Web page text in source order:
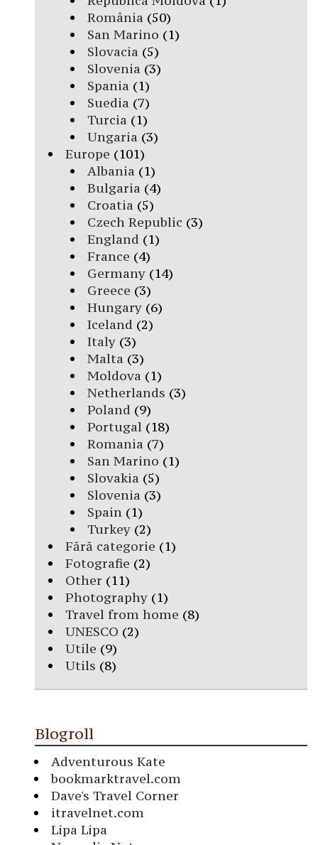
România (50)
San Marino (1)
Slovacia (5)
Slovenia (3)
Spania (1)
Suedia (7)
Turcia (1)
Ungaria (3)
Europe (101)
Albania (1)
Bulgaria (4)
Croatia (5)
Czech Republic (3)
England (1)
France (4)
Germany(14)
Greece (3)
Hungary(6)
Iceland (2)
Italy(3)
Malta (3)
Moldova (1)
Netherlands (3)
Poland (9)
Portugal(18)
Romania (7)
San Marino (1)
Slovakia (5)
Slovenia (3)
Spain(1)
Turkey(2)
Fără categorie (1)
Fotografie (2)
Other (11)
Photography (1)
Travel from home (8)
UNESCO (2)
Utile (9)
Utils (8)
Blogroll
Adventurous Kate
bookmarktravel.com
Dave's Travel Corner
itravelnet.com
Lipa Lipa